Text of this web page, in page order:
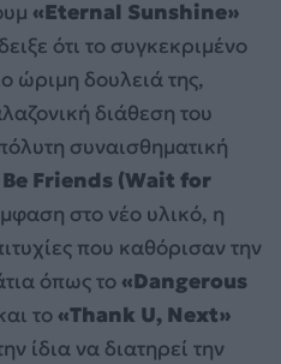
«Eternal Sunshine»
ότι το συγκεκριμένο
ώριμη δουλειά της,
διάθεση του
συναισθηματική
Be Friends (Wait for
στο νέο υλικό, η
που καθόρισαν την
όπως το«Dangerous
το«Thank U, Next»
ίδια να διατηρεί την